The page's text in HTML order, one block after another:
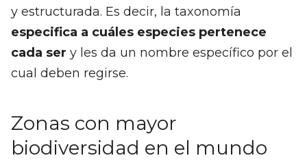
y estructurada. Es decir, la taxonomía
especifica a cuáles especies pertenece
cada ser y les da un nombre específico por el
cual deben regirse.
Zonas con mayor
biodiversidad en el mundo